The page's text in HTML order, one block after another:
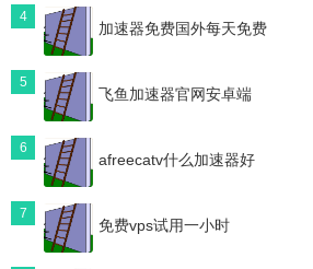
4
加速器免费国外每天免费
5
飞鱼加速器官网安卓端
6
afreecatv什么加速器好
7
免费vps试用一小时